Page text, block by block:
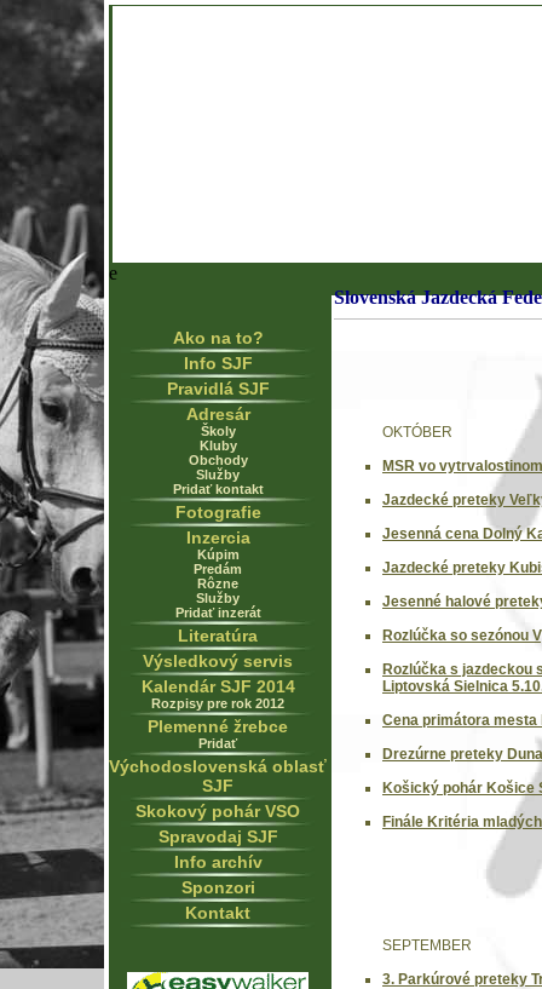
e
Ako na to?
Info SJF
Pravidlá SJF
Adresár
Školy
Kluby
Obchody
Služby
Pridať kontakt
Fotografie
Inzercia
Kúpim
Predám
Rôzne
Služby
Pridať inzerát
Literatúra
Výsledkový servis
Kalendár SJF 2014
Rozpisy pre rok 2012
Plemenné žrebce
Pridať
Východoslovenská oblasť
SJF
Skokový pohár VSO
Spravodaj SJF
Info archív
Sponzori
Kontakt
Slovenská Jazdecká
OKTÓBER
MSR vo
Jazdecké preteky
Jesenná cena Dolný
Jazdecké preteky
Jesenné halové
Rozlúčka so sezónou
Rozlúčka s jazdeckou
Liptovská Sielnica
Cena primátora mesta
Drezúrne preteky
Košický pohár Košice
Finále Kritéria
SEPTEMBER
3. Parkúrové preteky